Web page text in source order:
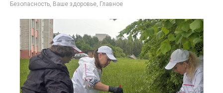
Безопасность, Ваше здоровье, Главное